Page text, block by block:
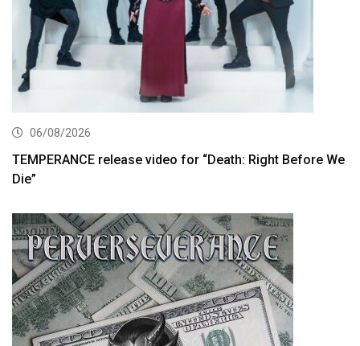
06/08/2026
TEMPERANCE release video for “Death: Right Before We
Die”